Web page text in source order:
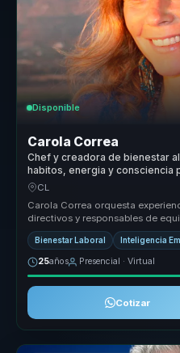
Disponible
Carola Correa
Chef y creadora de bienestar
habitos, energia y consciencia
para equipos.
CL
Carola Correa orquesta
directivos y responsables de
equipos...
Bienestar Laboral Inteligencia
25años Presencial · Virtual
Cotizar